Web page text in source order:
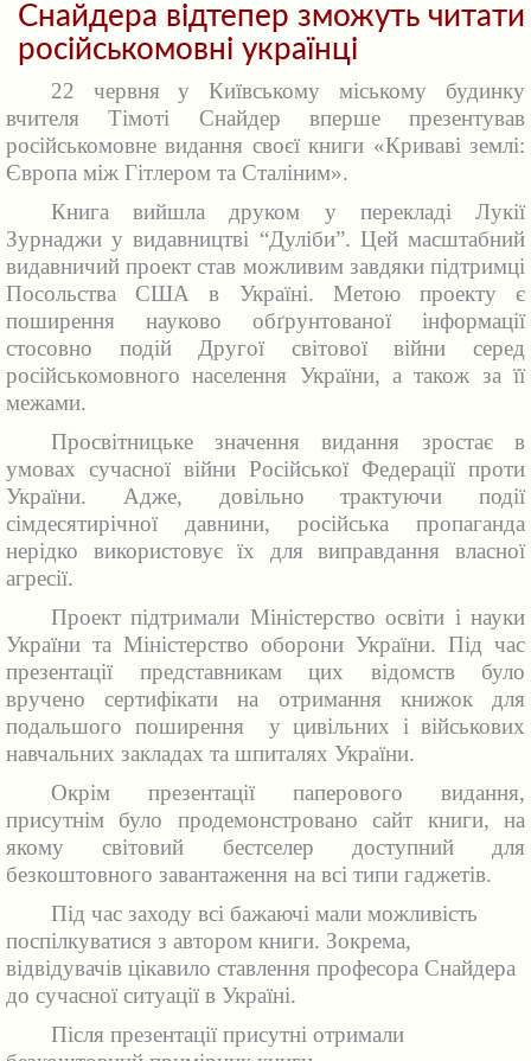
Снайдера відтепер зможуть читати
російськомовні українці
22 червня у Київському міському будинку
вчителя Тімоті Снайдер вперше презентував
російськомовне видання своєї книги «Криваві землі:
Європа між Гітлером та Сталіним».
Книга вийшла друком у перекладі Лукії
Зурнаджи у видавництві “Дуліби”. Цей масштабний
видавничий проект став можливим завдяки підтримці
Посольства США в Україні. Метою проекту є
поширення науково обґрунтованої інформації
стосовно подій Другої світової війни серед
російськомовного населення України, а також за її
межами.
Просвітницьке значення видання зростає в
умовах сучасної війни Російської Федерації проти
України. Адже, довільно трактуючи події
сімдесятирічної давнини, російська пропаганда
нерідко використовує їх для виправдання власної
агресії.
Проект підтримали Міністерство освіти і науки
України та Міністерство оборони України. Під час
презентації представникам цих відомств було
вручено сертифікати на отримання книжок для
подальшого поширення у цивільних і військових
навчальних закладах та шпиталях України.
Окрім презентації паперового видання,
присутнім було продемонстровано сайт книги, на
якому світовий бестселер доступний для
безкоштовного завантаження на всі типи гаджетів.
Під час заходу всі бажаючі мали можливість
поспілкуватися з автором книги. Зокрема,
відвідувачів цікавило ставлення професора Снайдера
до сучасної ситуації в Україні.
Після презентації присутні отримали